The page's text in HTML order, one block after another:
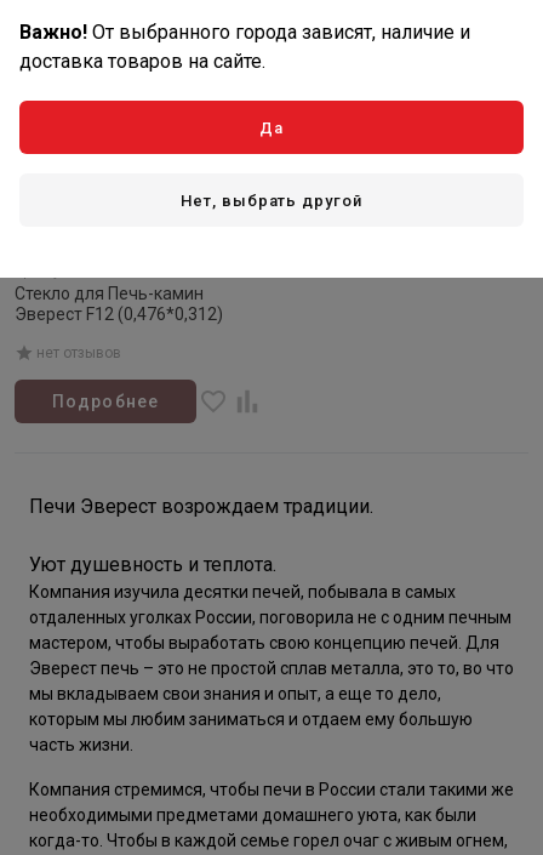
Стекло для Печь-камин
Эверест F12 (0,476*0,312)
нет отзывов
Подробнее
Печи Эверест возрождаем традиции.
Уют душевность и теплота.
Компания изучила десятки печей, побывала в самых
отдаленных уголках России, поговорила не с одним печным
мастером, чтобы выработать свою концепцию печей. Для
Эверест печь – это не простой сплав металла, это то, во что
мы вкладываем свои знания и опыт, а еще то дело,
которым мы любим заниматься и отдаем ему большую
часть жизни.
Компания стремимся, чтобы печи в России стали такими же
необходимыми предметами домашнего уюта, как были
когда-то. Чтобы в каждой семье горел очаг с живым огнем,
Важно! От выбранного города зависят, наличие и
доставка товаров на сайте.
Да
Нет, выбрать другой